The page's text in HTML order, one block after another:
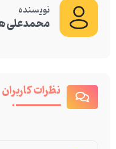
نویسنده
محمدعلی
نظرات کاربران